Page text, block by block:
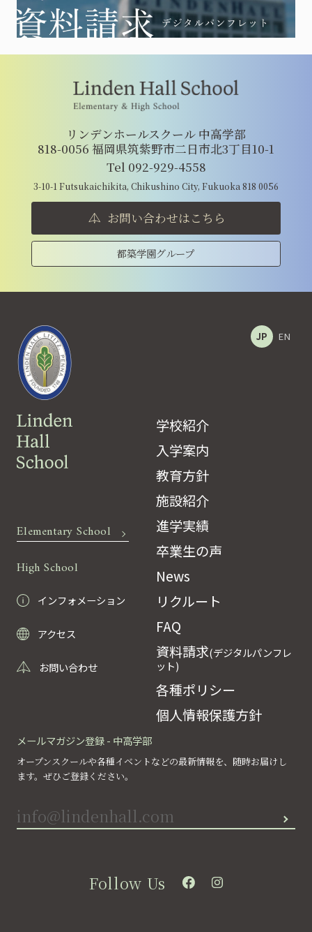
リンデンホールスクール 中高学部
818-0056 福岡県筑紫野市二日市北3丁目10-1
Tel 092-929-4558
3-10-1 Futsukaichikita, Chikushino City, Fukuoka 818 0056
お問い合わせはこちら
都築学園グループ
Elementary School
High School
JP EN
学校紹介
入学案内
教育方針
施設紹介
進学実績
卒業生の声
News
リクルート
FAQ
資料請求(デジタルパンフレ
ット)
各種ポリシー
個人情報保護方針
インフォメーション
アクセス
お問い合わせ
メールマガジン登録 - 中高学部
オープンスクールや各種イベントなどの最新情報を、随時お届けし
ます。ぜひご登録ください。
Follow Us